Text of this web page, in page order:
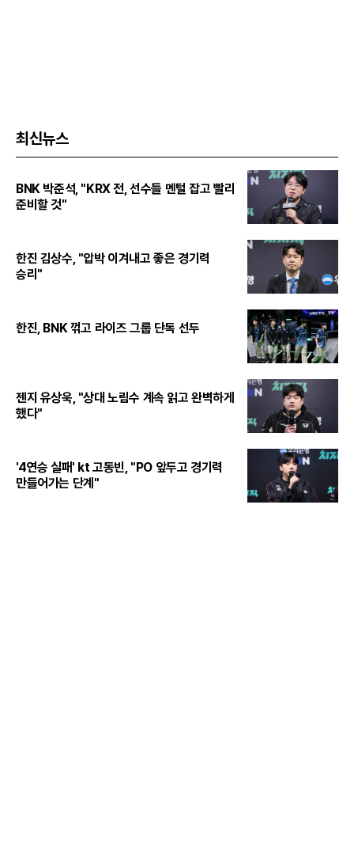
최신뉴스
BNK 박준석, "KRX 전, 선수들 멘털 잡고 빨리
준비할 것"
한진 김상수, "압박 이겨내고 좋은 경기력
승리"
한진, BNK 꺾고 라이즈 그룹 단독 선두
젠지 유상욱, "상대 노림수 계속 읽고 완벽하게
했다"
'4연승 실패' kt 고동빈, "PO 앞두고 경기력
만들어가는 단계"